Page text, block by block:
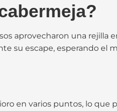
aprovecharon una rejilla
su escape, esperando el
en varios puntos, lo que